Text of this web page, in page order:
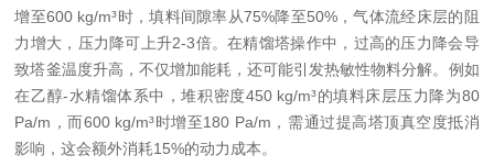
增至600 kg/m³时，填料间隙率从75%降至50%，气体流经床层的阻
力增大，压力降可上升2-3倍。在精馏塔操作中，过高的压力降会导
致塔釜温度升高，不仅增加能耗，还可能引发热敏性物料分解。例如
在乙醇-水精馏体系中，堆积密度450 kg/m³的填料床层压力降为80
Pa/m，而600 kg/m³时增至180 Pa/m，需通过提高塔顶真空度抵消
影响，这会额外消耗15%的动力成本。​